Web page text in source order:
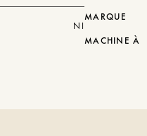
NI
MARQUE
MACHINE À